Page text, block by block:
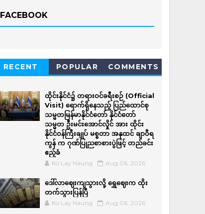
FACEBOOK
RECENT POPULAR COMMENTS
ထိုင်းနိုင်ငံ၌ တရားဝင်ခရီးစဉ် (Official
Visit) ရောက်ရှိနေသည့် ပြည်ထောင်စု
သမ္မတမြန်မာနိုင်ငံတော် နိုင်ငံတော်
သမ္မတ ဦးမင်းအောင်လှိုင် အား ထိုင်း
နိုင်ငံဝန်ကြီးချုပ် မစ္စတာ အနုထင် ချာဝီရ
ကွန် က ဂုဏ်ပြုညစာစားပွဲဖြင့် တည်ခင်း
ဧည့်ခံ
Ko Lay Naung Aug 06, 2026
ဒေါ်လာဈေးကျသွားလို့ ရွှေဈေးက ထိုး
တက်သွားပြန်ပြီ
Ko Lay Naung Aug 06, 2026